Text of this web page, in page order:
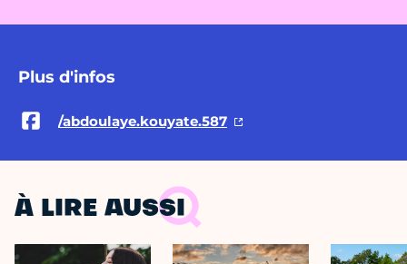
Plus d'infos
/abdoulaye.kouyate.587
À LIRE AUSSI